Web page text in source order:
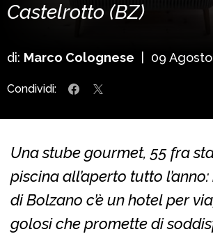
Castelrotto (BZ)
di: Marco Colognese 09
Condividi:
Una stube gourmet, 55 fra
piscina all’aperto tutto
di Bolzano c’è un hotel per
golosi che promette di